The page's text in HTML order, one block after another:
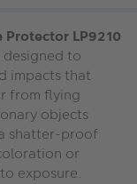
Protector LP9210
designed to
impacts that
from flying
objects
shatter-proof
or
exposure.